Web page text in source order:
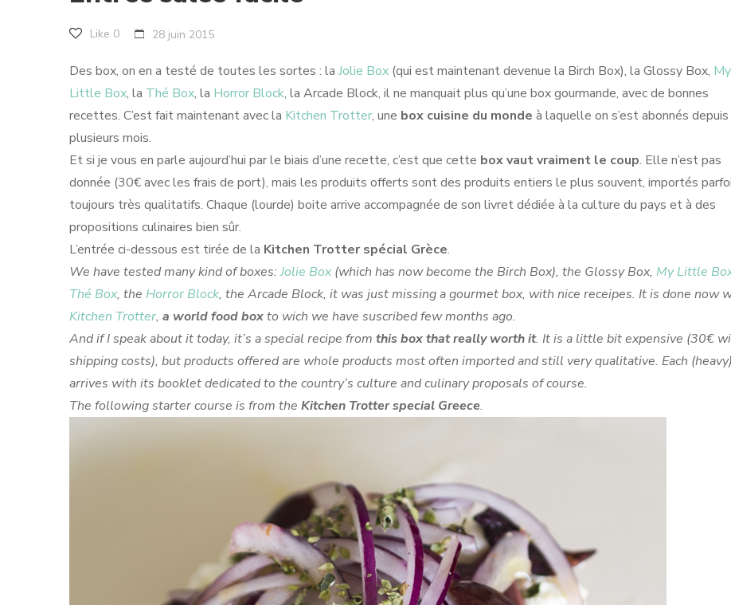
Like 0 28 juin 2015
Des box, on en a testé de toutes les sortes : la Jolie Box (qui est maintenant devenue la Birch Box), la Glossy Box, My
Little Box, la Thé Box, la Horror Block, la Arcade Block, il ne manquait plus qu’une box gourmande, avec de bonnes
recettes. C’est fait maintenant avec la Kitchen Trotter, une box cuisine du monde à laquelle on s’est abonnés depuis
plusieurs mois.
Et si je vous en parle aujourd’hui par le biais d’une recette, c’est que cette box vaut vraiment le coup. Elle n’est pas
donnée (30€ avec les frais de port), mais les produits offerts sont des produits entiers le plus souvent, importés
toujours très qualitatifs. Chaque (lourde) boite arrive accompagnée de son livret dédiée à la culture du pays et à des
propositions culinaires bien sûr.
L’entrée ci-dessous est tirée de la Kitchen Trotter spécial Grèce.
We have tested many kind of boxes:Jolie Box(which has now become the Birch Box), the Glossy Box, My Little
Thé Box, the Horror Block, the Arcade Block, it was just missing a gourmet box, with nice receipes. It is done now
Kitchen Trotter, a world food boxto wich we have suscribed few months ago.
And if I speak about it today, it’s a special recipe from this box that really worth it. It is a little bit expensive (30€
shipping costs), but products offered are whole products most often imported and still very qualitative. Each
arrives with its booklet dedicated to the country’s culture and culinary proposals of course.
The following starter course is from the Kitchen Trotter special Greece.